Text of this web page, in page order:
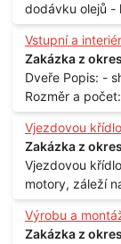
dodávku olejů -
mastných
technické
Balení: - po 190 kg v sudu
spotřeba
Vstupní a
Zakázka z
Dveře Popis: - sháním vstupní a interiérové dveře pro byt
Rozměr a
80 cm, levé, 2
Lokalita: -
Vjezdovou
Zakázka z
Vjezdovou křídlovou bránu Popis:
motory, záleží
Materiál: - ocel Množství: - 1 ks Velikost: - 3 m Lokalita: -
Praha
Výrobu a
Zakázka z